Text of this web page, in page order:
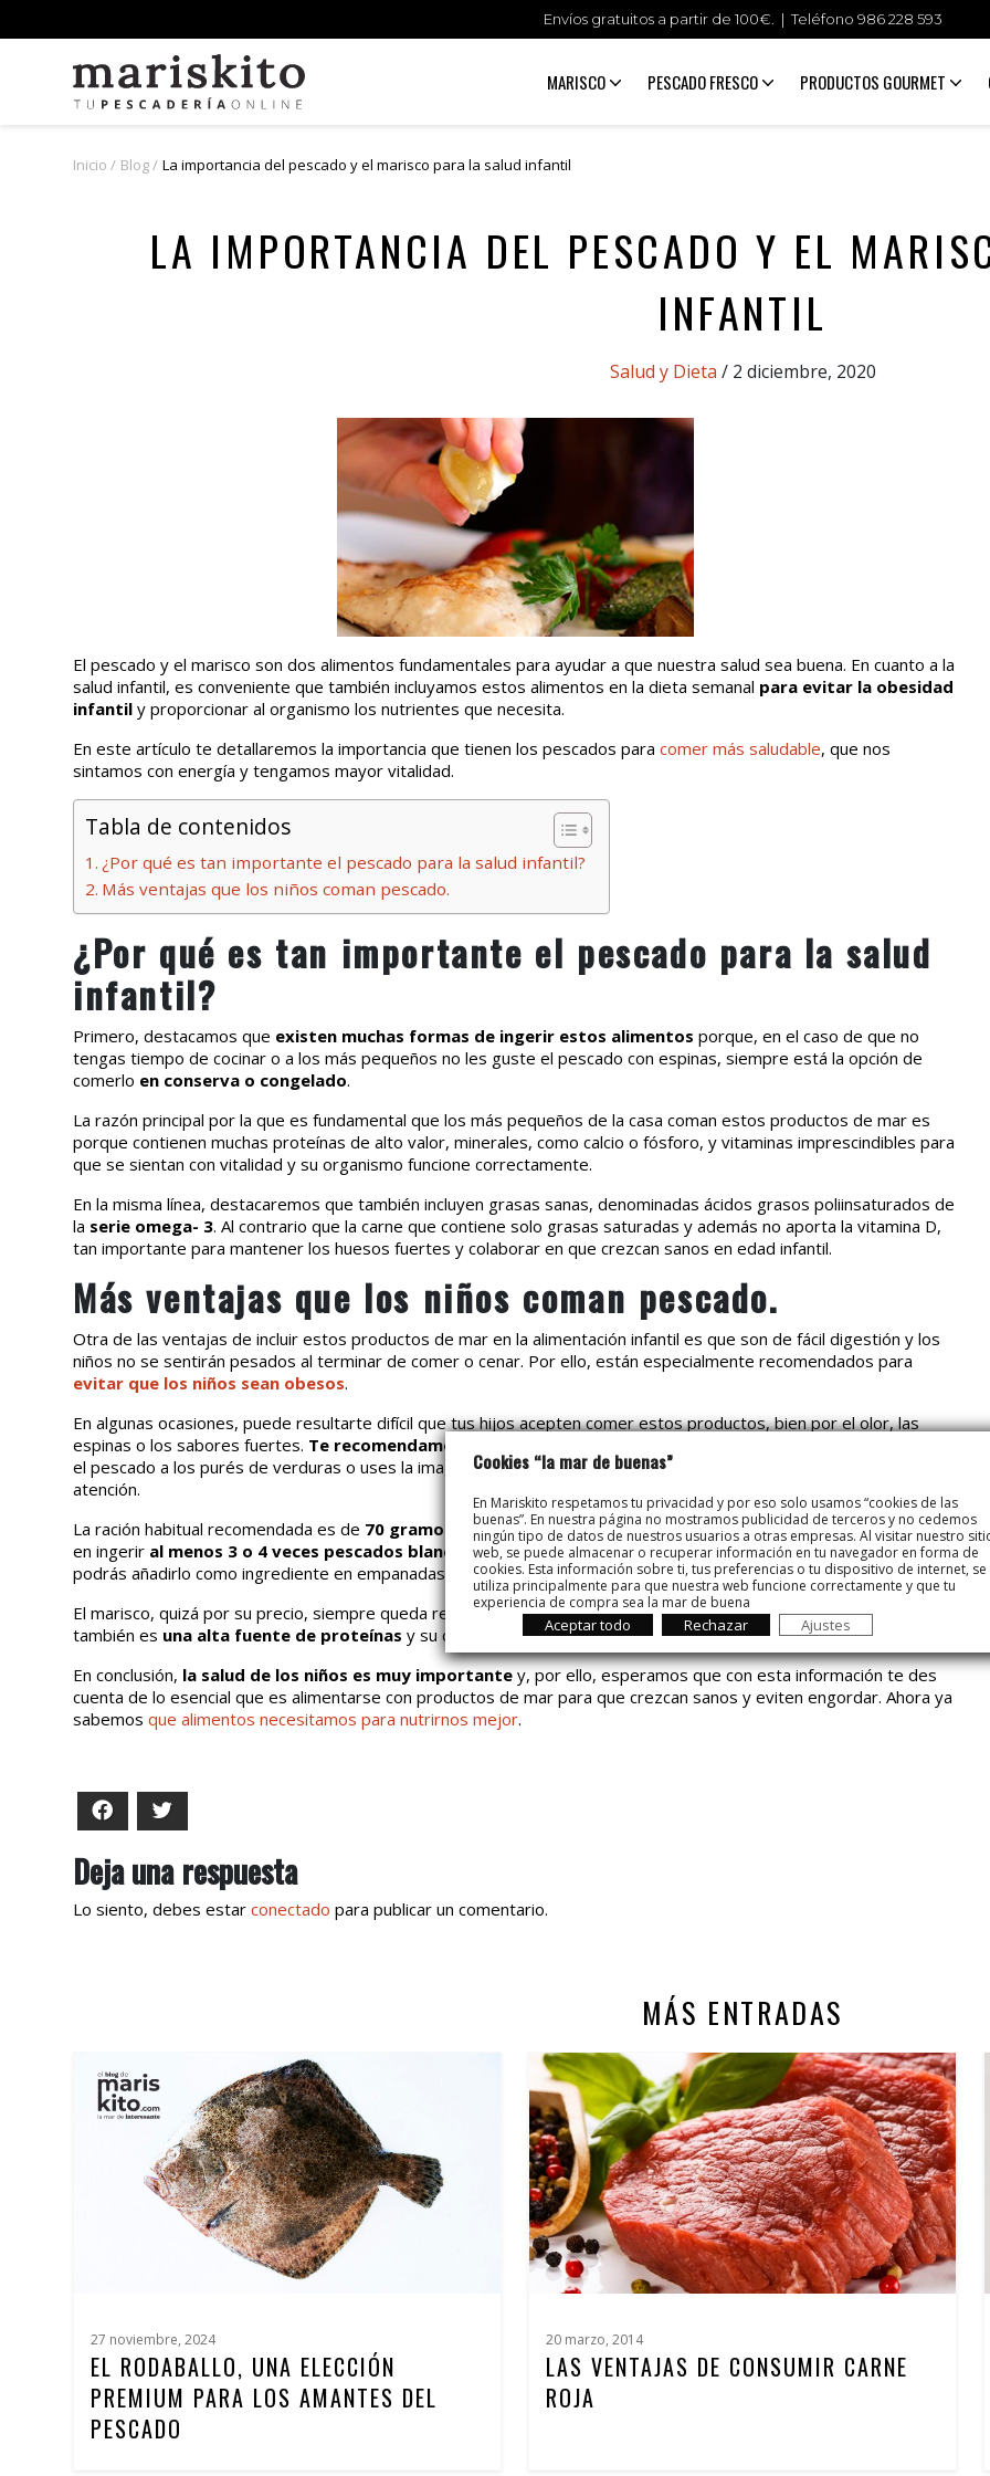
Envíos gratuitos a partir de 100€. | Teléfono 986 228 593
MARISCO PESCADO FRESCO PRODUCTOS GOURMET
Inicio Blog La importancia del pescado y el marisco para la salud infantil
LA IMPORTANCIA DEL PESCADO Y EL
INFANTIL
Categories
Salud y Dieta / 2 diciembre, 2020
El pescado y el marisco son dos alimentos fundamentales para ayudar a que nuestra salud sea buena. En cuanto a la
salud infantil, es conveniente que también incluyamos estos alimentos en la dieta semanal para evitar la obesidad
infantil y proporcionar al organismo los nutrientes que necesita.
En este artículo te detallaremos la importancia que tienen los pescados para comer más saludable, que nos
sintamos con energía y tengamos mayor vitalidad.
Tabla de contenidos
¿Por qué es tan importante el pescado para la salud infantil?
Más ventajas que los niños coman pescado.
¿Por qué es tan importante el pescado para la salud
infantil?
Primero, destacamos que existen muchas formas de ingerir estos alimentos porque, en el caso de que no
tengas tiempo de cocinar o a los más pequeños no les guste el pescado con espinas, siempre está la opción de
comerlo en conserva o congelado.
La razón principal por la que es fundamental que los más pequeños de la casa coman estos productos de mar es
porque contienen muchas proteínas de alto valor, minerales, como calcio o fósforo, y vitaminas imprescindibles para
que se sientan con vitalidad y su organismo funcione correctamente.
En la misma línea, destacaremos que también incluyen grasas sanas, denominadas ácidos grasos poliinsaturados de
la serie omega- 3. Al contrario que la carne que contiene solo grasas saturadas y además no aporta la vitamina D,
tan importante para mantener los huesos fuertes y colaborar en que crezcan sanos en edad infantil.
Más ventajas que los niños coman pescado.
Otra de las ventajas de incluir estos productos de mar en la alimentación infantil es que son de fácil digestión y los
niños no se sentirán pesados al terminar de comer o cenar. Por ello, están especialmente recomendados para
evitar que los niños sean obesos.
En algunas ocasiones, puede resultarte difícil que tus hijos acepten comer estos productos, bien por el olor, las
espinas o los sabores fuertes. Te recomendamos que añadas salsas
el pescado a los purés de verduras o uses la imaginación para acompañarlo de otro producto que sí les llame la
atención.
La ración habitual recomendada es de 70 gramos en niñosy de 25 a 50 gramos en los lactantes. Esto se traduce
en ingerir al menos 3 o 4 veces pescados blancos y 1 o 2 veces, pescados azules. No olvides que también
podrás añadirlo como ingrediente en empanadas, croquetas, albóndigas, canelones o tortillas, entre otros muchos.
El marisco, quizá por su precio, siempre queda relegado a un segundo plano en edad infantil, pero debes saber que
también es una alta fuente de proteínas y su consumo contribuirá a que lleven una dieta saludable.
En conclusión, la salud de los niños es muy importante y, por ello, esperamos que con esta información te des
cuenta de lo esencial que es alimentarse con productos de mar para que crezcan sanos y eviten engordar. Ahora ya
sabemos que alimentos necesitamos para nutrirnos mejor.
Facebook
Deja una respuesta
Lo siento, debes estar conectado para publicar un comentario.
MÁS ENTRADAS
27 noviembre, 2024
EL RODABALLO, UNA ELECCIÓN
PREMIUM PARA LOS AMANTES DEL
PESCADO
20 marzo, 2014
LAS VENTAJAS DE CONSUMIR CARNE
ROJA
Cookies “la mar de buenas”
En Mariskito respetamos tu privacidad y por eso solo usamos “cookies de las
buenas”. En nuestra página no mostramos publicidad de terceros y no cedemos
ningún tipo de datos de nuestros usuarios a otras empresas. Al visitar nuestro
web, se puede almacenar o recuperar información en tu navegador en forma de
cookies. Esta información sobre ti, tus preferencias o tu dispositivo de internet, se
utiliza principalmente para que nuestra web funcione correctamente y que tu
experiencia de compra sea la mar de buena
Aceptar todo Rechazar Ajustes